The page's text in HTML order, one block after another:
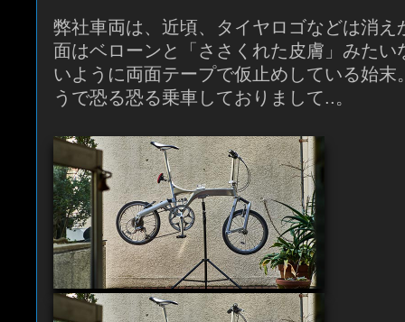
弊社車両は、近頃、タイヤロゴなどは消え
面はベローンと「ささくれた皮膚」みたい
いように両面テープで仮止めしている始
うで恐る恐る乗車しておりまして..。